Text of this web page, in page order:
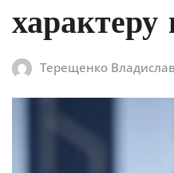
характеру
Терещенко Владислав